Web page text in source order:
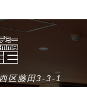
区藤田3-3-1